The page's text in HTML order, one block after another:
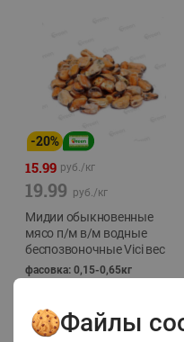
-20%
15.99 руб./кг
19.99 руб./кг
Мидии обыкновенные
мясо п/м в/м водные
беспозвоночные Vici вес
фасовка: 0,15-0,65кг
Файлы